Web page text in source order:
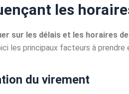
les
sur les délais et les horaires
les principaux facteurs à prendre
du virement